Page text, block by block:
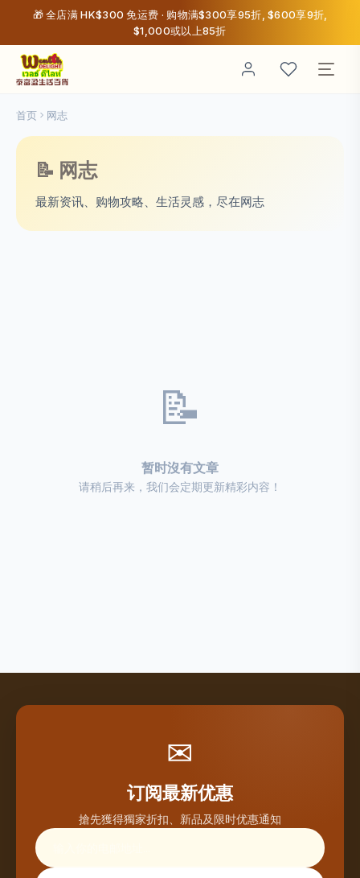
🎁 全店满 HK$300 免运费 · 购物满$300享95折, $600享9折,
$1,000或以上85折
首页 网志
📝 网志
最新资讯、购物攻略、生活灵感，尽在网志
📝
暂时沒有文章
请稍后再来，我们会定期更新精彩内容！
✉
订阅最新优惠
搶先獲得獨家折扣、新品及限时优惠通知